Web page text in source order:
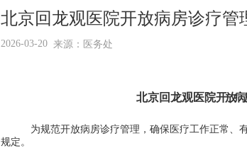
北京回龙观医院开放病房诊疗管
2026-03-20 来源：医务处
北京回龙观医院开放病
为规范开放病房诊疗管理，确保医疗工作正常、
规定。